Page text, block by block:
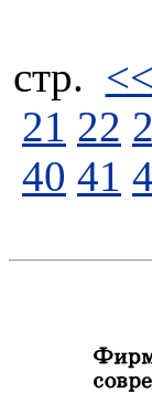
стp. <<
21 22
40 41